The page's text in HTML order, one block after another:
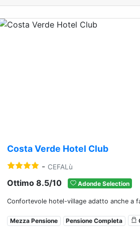
Costa Verde Hotel Club
- CEFALù
Ottimo 8.5/10 Adonde Selection
Confortevole hotel-village adatto anche a
Mezza Pensione Pensione Completa